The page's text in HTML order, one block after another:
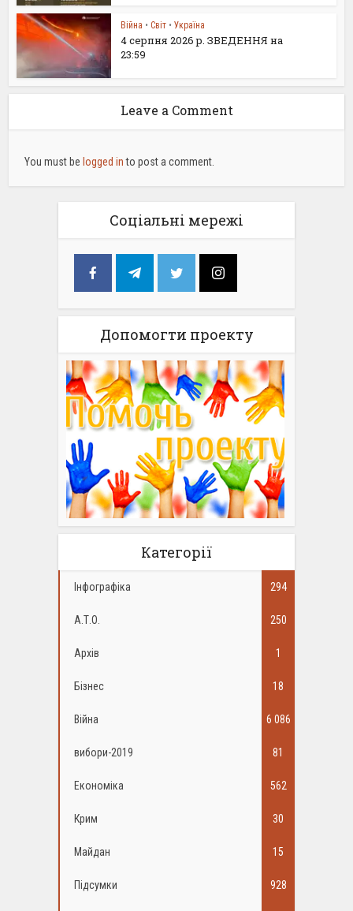
Війна • Світ • Україна
4 серпня 2026 р. ЗВЕДЕННЯ на
23:59
Leave a Comment
You must be logged into post a comment.
Соціальні мережі
Допомогти проекту
Категорії
Інфографіка 294
А.Т.О. 250
Архів 1
Бізнес 18
Війна 6 086
вибори-2019 81
Економіка 562
Крим 30
Майдан 15
Підсумки 928